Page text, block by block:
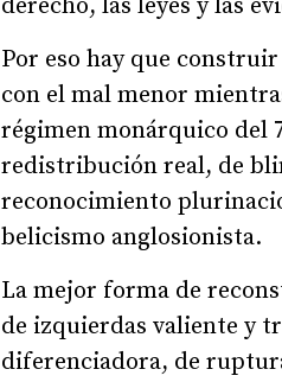
derecho, las leyes y las
Por eso hay que
con el mal menor
régimen monárquico del
redistribución real, de
reconocimiento
belicismo anglosionista.
La mejor forma de
de izquierdas valiente y
diferenciadora, de